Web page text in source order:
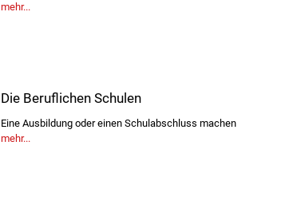
mehr...
Die Beruflichen Schulen
Eine Ausbildung oder einen Schulabschluss machen
mehr...